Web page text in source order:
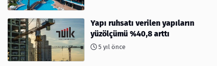
Yapı ruhsatı verilen yapıların
yüzölçümü %40,8 arttı
5 yıl önce